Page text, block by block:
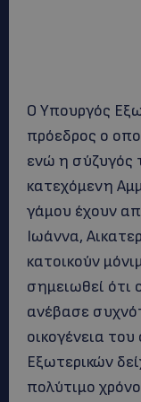
Ο Υπουργός
πρόεδρος ο
ενώ η σύζυγός
κατεχόμενη
γάμου έχουν
Ιωάννα,
κατοικούν
σημειωθεί ότι
ανέβασε
οικογένεια
Εξωτερικών
πολύτιμο